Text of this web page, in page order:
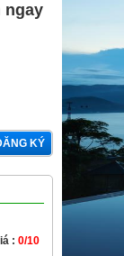
ngay
KÝ
: 0/10